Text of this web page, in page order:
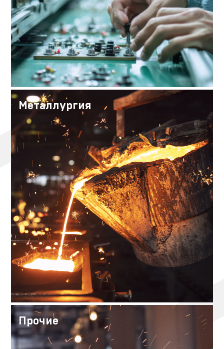
Металлургия
Прочие